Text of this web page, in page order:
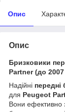
Опис
Опис
Бризковики
Partner (до
Надійні передні
для Peugeot
Вони ефективно